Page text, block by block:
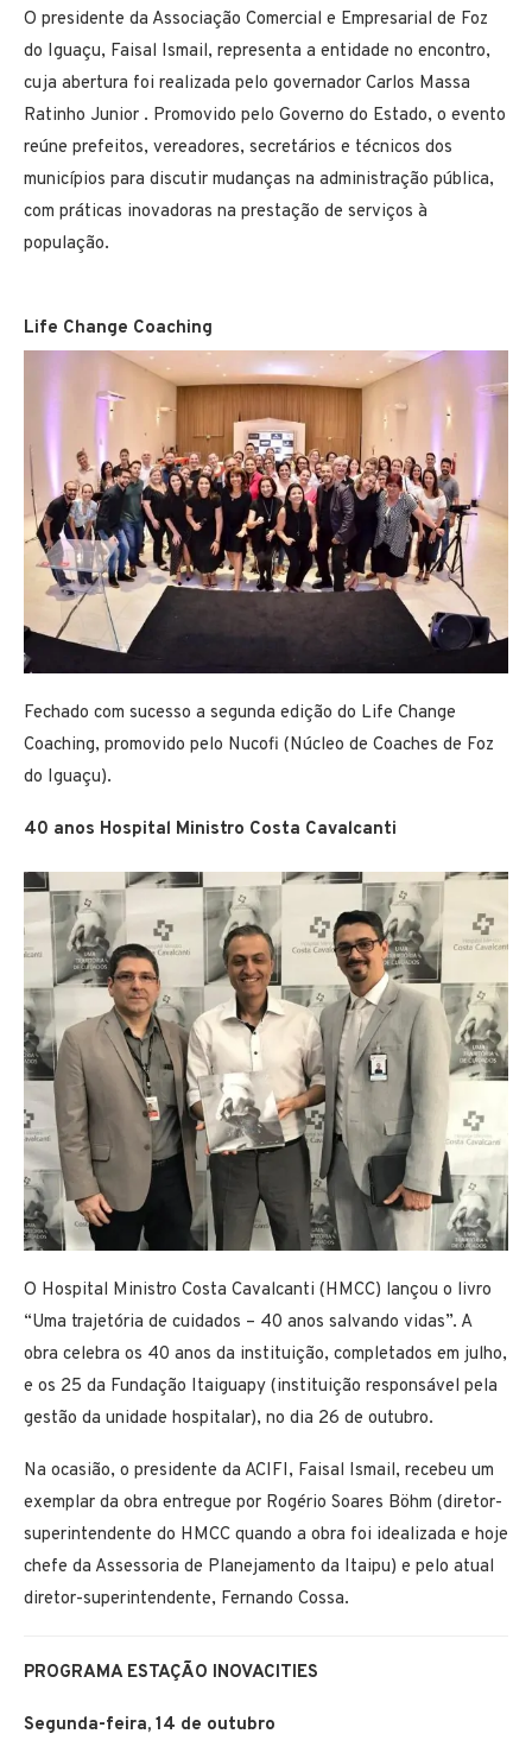
O presidente da Associação Comercial e Empresarial de Foz
do Iguaçu, Faisal Ismail, representa a entidade no encontro,
cuja abertura foi realizada pelo governador Carlos Massa
Ratinho Junior . Promovido pelo Governo do Estado, o evento
reúne prefeitos, vereadores, secretários e técnicos dos
municípios para discutir mudanças na administração pública,
com práticas inovadoras na prestação de serviços à
população.
Life Change Coaching
Fechado com sucesso a segunda edição do Life Change
Coaching, promovido pelo Nucofi (Núcleo de Coaches de Foz
do Iguaçu).
40 anos Hospital Ministro Costa Cavalcanti
O Hospital Ministro Costa Cavalcanti (HMCC) lançou o livro
“Uma trajetória de cuidados – 40 anos salvando vidas”. A
obra celebra os 40 anos da instituição, completados em julho,
e os 25 da Fundação Itaiguapy (instituição responsável pela
gestão da unidade hospitalar), no dia 26 de outubro.
Na ocasião, o presidente da ACIFI, Faisal Ismail, recebeu um
exemplar da obra entregue por Rogério Soares Böhm (diretor-
superintendente do HMCC quando a obra foi idealizada e hoje
chefe da Assessoria de Planejamento da Itaipu) e pelo atual
diretor-superintendente, Fernando Cossa.
PROGRAMA ESTAÇÃO INOVACITIES
Segunda-feira, 14 de outubro